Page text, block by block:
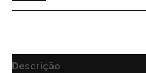
Descrição